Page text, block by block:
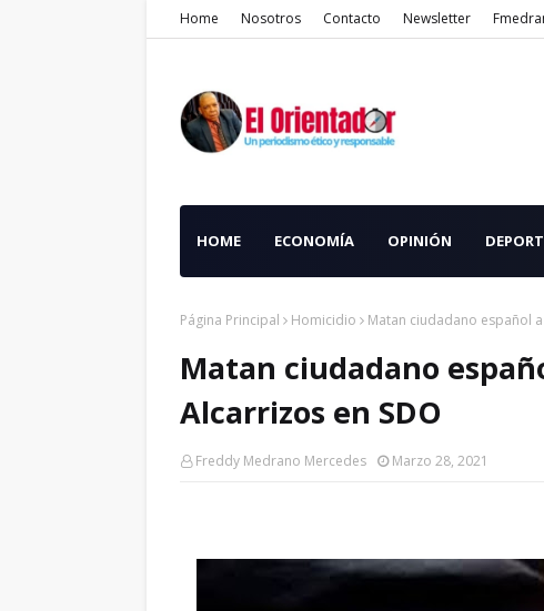
Home Nosotros Contacto Newsletter
HOME ECONOMÍA OPINIÓN
Página Principal Homicidio Matan ciudadano español
Matan ciudadano
Alcarrizos en SDO
Freddy Medrano Mercedes Marzo 28, 2021